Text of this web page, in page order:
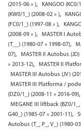
(2015-06 » ), KANGOO
(KW0/1_) (2008-02 » ),
(FC0/1_) (1997-08 » ),
(2008-09 » ), MASTER I
(T__) (1980-07 » 1998-07),
07), MASTER II Autobus
» 2013-12), MASTER II
MASTER III Autobus (JV)
MASTER III Platforma /
(DZ0/1_) (2008-11 » 2016-09),
MEGANE III liftback (BZ0/1_,
G40_) (1985-07 » 2001-11),
Autobus (T_, P_, V_) (1980-